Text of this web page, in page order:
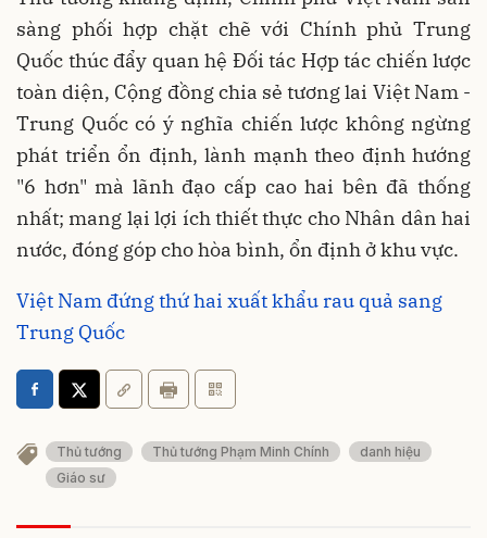
sàng phối hợp chặt chẽ với Chính phủ Trung
Quốc thúc đẩy quan hệ Đối tác Hợp tác chiến lược
toàn diện, Cộng đồng chia sẻ tương lai Việt Nam -
Trung Quốc có ý nghĩa chiến lược không ngừng
phát triển ổn định, lành mạnh theo định hướng
"6 hơn" mà lãnh đạo cấp cao hai bên đã thống
nhất; mang lại lợi ích thiết thực cho Nhân dân hai
nước, đóng góp cho hòa bình, ổn định ở khu vực.
Việt Nam đứng thứ hai xuất khẩu rau quả sang
Trung Quốc
Thủ tướng Thủ tướng Phạm Minh Chính
danh hiệu
Giáo sư